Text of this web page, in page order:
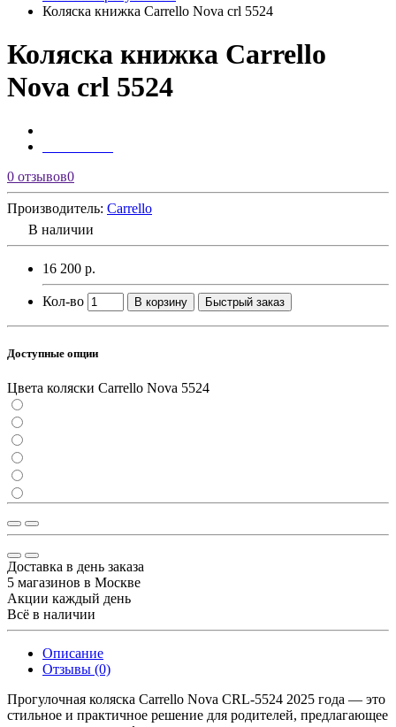
Коляска книжка Carrello Nova crl 5524
Коляска книжка Carrello
Nova crl 5524
0 отзывов0
Производитель: Carrello
В наличии
16 200 р.
Кол-во В корзину Быстрый заказ
Доступные опции
Цвета коляски Carrello Nova 5524
Доставка в день заказа
5 магазинов в Москве
Акции каждый день
Всё в наличии
Описание
Отзывы (0)
Прогулочная коляска Carrello Nova CRL-5524 2025 года — это
стильное и практичное решение для родителей, предлагающее